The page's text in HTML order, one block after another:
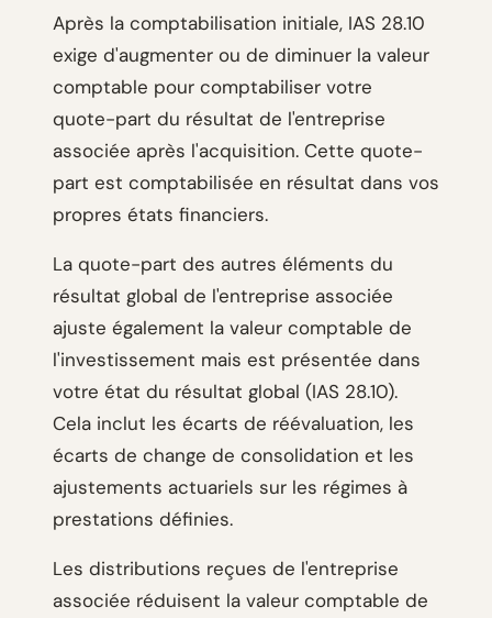
Après la comptabilisation initiale, IAS 28.10
exige d'augmenter ou de diminuer la valeur
comptable pour comptabiliser votre
quote-part du résultat de l'entreprise
associée après l'acquisition. Cette quote-
part est comptabilisée en résultat dans vos
propres états financiers.
La quote-part des autres éléments du
résultat global de l'entreprise associée
ajuste également la valeur comptable de
l'investissement mais est présentée dans
votre état du résultat global (IAS 28.10).
Cela inclut les écarts de réévaluation, les
écarts de change de consolidation et les
ajustements actuariels sur les régimes à
prestations définies.
Les distributions reçues de l'entreprise
associée réduisent la valeur comptable de